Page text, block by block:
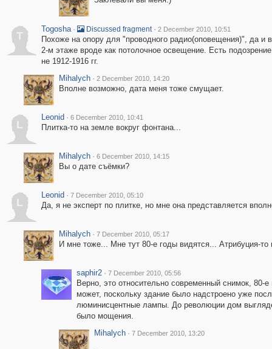
T
Togosha · Discussed fragment · 2 December 2010, 10:51
Похоже на опору для "проводного радио(оповещения)", да и
2-м этаже вроде как потолочное освещение. Есть
не 1912-1916 гг.
Mihalych · 2 December 2010, 14:20
Вполне возможно, дата меня тоже смущает.
L
Leonid · 6 December 2010, 10:41
Плитка-то на земле вокруг фонтана...
Mihalych · 6 December 2010, 14:15
Вы о дате съёмки?
L
Leonid · 7 December 2010, 05:10
Да, я не эксперт по плитке, но мне она представляется
Mihalych · 7 December 2010, 05:17
И мне тоже... Мне тут 80-е годы видятся... Атрибуция-
saphir2 · 7 December 2010, 05:56
Верно, это относительно современный снимок, 80-
может, поскольку здание было надстроено уже
люминисцентные лампы. До революции дом
было мощения.
Mihalych · 7 December 2010, 13:20